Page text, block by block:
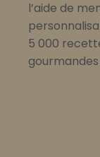
l’aide de
5 000
gourmandes